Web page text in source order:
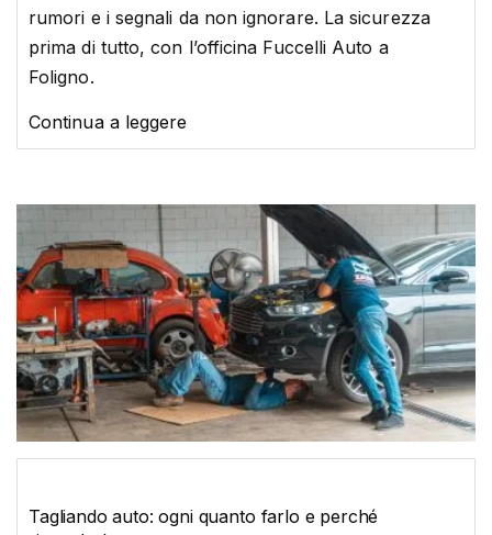
rumori e i segnali da non ignorare. La sicurezza
prima di tutto, con l’officina Fuccelli Auto a
Foligno.
Continua a leggere
Tagliando auto: ogni quanto farlo e perché